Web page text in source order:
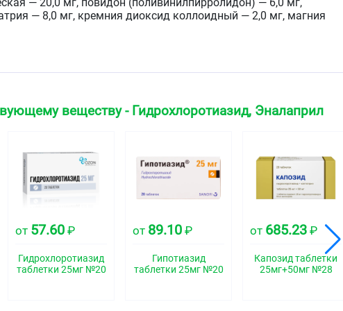
— 8,0 мг, кремния диоксид коллоидный — 2,0 мг, магния
или белого с бежевым оттенком цвета, цилиндрические,
группа
свойства
концентрацию альдостерона в плазме крови, повьпцает
улучшает функционирование калликреин-кининовой
высвобождение простагландинов и эндотелиального
угнетает симпатическую нервную систему. В
веществу - Гидрохлоротиазид, Эналаприл
от 57.60 ₽
Гидрохлоротиазид
таблетки 25мг №20
от 89.10 ₽
Гипотиазид
таблетки 25мг №20
от 685.23 ₽
Капозид таблетки
25мг+50мг №28